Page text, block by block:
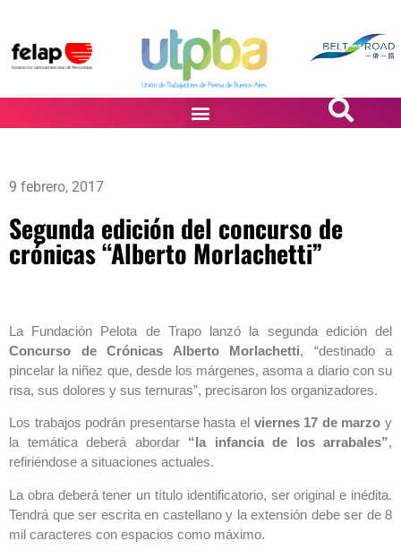
9 febrero, 2017
Segunda edición del concurso de
crónicas “Alberto Morlachetti”
La Fundación Pelota de Trapo lanzó la segunda edición del
Concurso de Crónicas Alberto Morlachetti, “destinado a
pincelar la niñez que, desde los márgenes, asoma a diario con su
risa, sus dolores y sus ternuras”, precisaron los organizadores.
Los trabajos podrán presentarse hasta el viernes 17 de marzo y
la temática deberá abordar “la infancia de los arrabales”,
refiriéndose a situaciones actuales.
La obra deberá tener un título identificatorio, ser original e inédita.
Tendrá que ser escrita en castellano y la extensión debe ser de 8
mil caracteres con espacios como máximo.